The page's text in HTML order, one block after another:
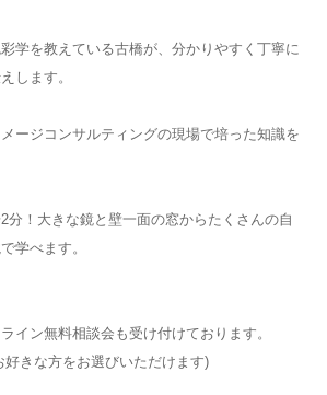
学を教えている古橋が、分かりやすく丁寧に
します。
ージコンサルティングの現場で培った知識を
分！大きな鏡と壁一面の窓からたくさんの自
学べます。
イン無料相談会も受け付けております。
きな方をお選びいただけます)